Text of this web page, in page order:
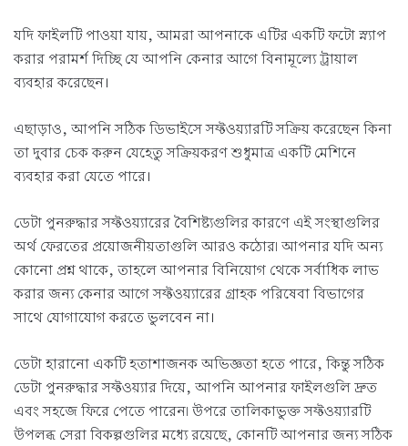
যদি ফাইলটি পাওয়া যায়, আমরা আপনাকে এটির একটি ফটো স্ন্যাপ
করার পরামর্শ দিচ্ছি যে আপনি কেনার আগে বিনামূল্যে ট্রায়াল
ব্যবহার করেছেন।
এছাড়াও, আপনি সঠিক ডিভাইসে সফ্টওয়্যারটি সক্রিয় করেছেন কিনা
তা দুবার চেক করুন যেহেতু সক্রিয়করণ শুধুমাত্র একটি মেশিনে
ব্যবহার করা যেতে পারে।
ডেটা পুনরুদ্ধার সফ্টওয়্যারের বৈশিষ্ট্যগুলির কারণে এই সংস্থাগুলির
অর্থ ফেরতের প্রয়োজনীয়তাগুলি আরও কঠোর৷ আপনার যদি অন্য
কোনো প্রশ্ন থাকে, তাহলে আপনার বিনিয়োগ থেকে সর্বাধিক লাভ
করার জন্য কেনার আগে সফ্টওয়্যারের গ্রাহক পরিষেবা বিভাগের
সাথে যোগাযোগ করতে ভুলবেন না।
ডেটা হারানো একটি হতাশাজনক অভিজ্ঞতা হতে পারে, কিন্তু সঠিক
ডেটা পুনরুদ্ধার সফ্টওয়্যার দিয়ে, আপনি আপনার ফাইলগুলি দ্রুত
এবং সহজে ফিরে পেতে পারেন৷ উপরে তালিকাভুক্ত সফ্টওয়্যারটি
উপলব্ধ সেরা বিকল্পগুলির মধ্যে রয়েছে, কোনটি আপনার জন্য সঠিক